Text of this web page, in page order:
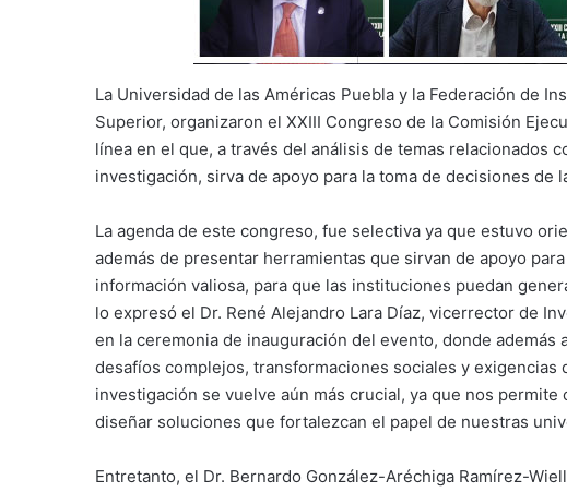
La Universidad de las Américas Puebla y la Federación de
Superior, organizaron el XXIII Congreso de la Comisión
línea en el que, a través del análisis de temas relacionados
investigación, sirva de apoyo para la toma de decisiones de
La agenda de este congreso, fue selectiva ya que estuvo
además de presentar herramientas que sirvan de apoyo
información valiosa, para que las instituciones puedan
lo expresó el Dr. René Alejandro Lara Díaz, vicerrector de
en la ceremonia de inauguración del evento, donde
desafíos complejos, transformaciones sociales y
investigación se vuelve aún más crucial, ya que nos
diseñar soluciones que fortalezcan el papel de nuestras
Entretanto, el Dr. Bernardo González-Aréchiga Ramírez-